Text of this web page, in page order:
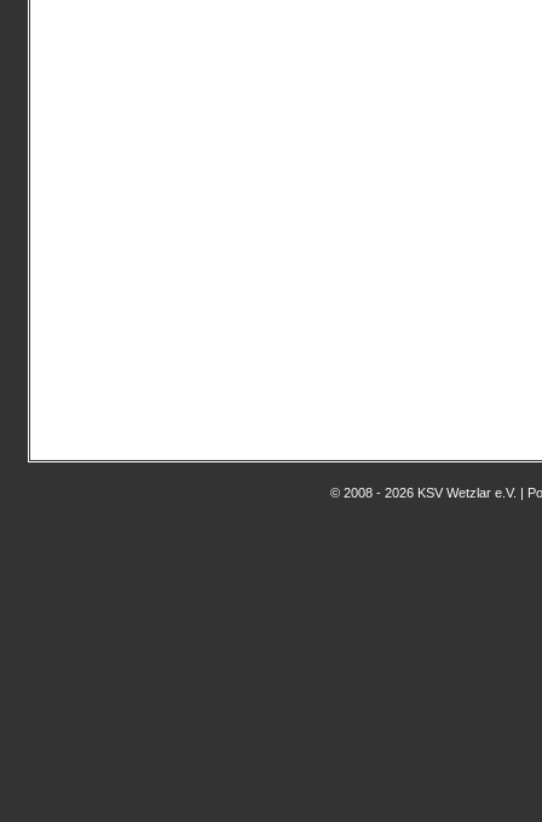
© 2008 - 2026 KSV Wetzlar e.V. |